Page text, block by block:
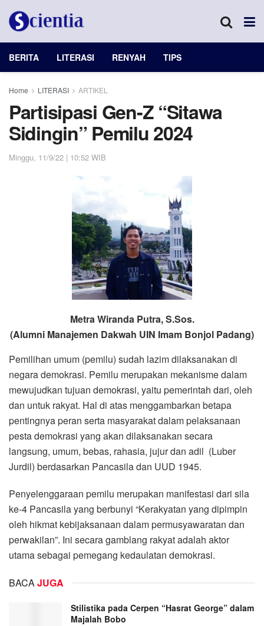
BERITA LITERASI RENYAH TIPS
Home LITERASI ARTIKEL
Partisipasi Gen-Z “Sitawa
Sidingin” Pemilu 2024
Minggu, 11/9/22 | 10:52 WIB
Metra Wiranda Putra, S.Sos.
(Alumni Manajemen Dakwah UIN Imam Bonjol Padang)
Pemilihan umum (pemilu) sudah lazim dilaksanakan di
negara demokrasi. Pemilu merupakan mekanisme dalam
mewujudkan tujuan demokrasi, yaitu pemerintah dari, oleh
dan untuk rakyat. Hal di atas menggambarkan betapa
pentingnya peran serta masyarakat dalam pelaksanaan
pesta demokrasi yang akan dilaksanakan secara
langsung, umum, bebas, rahasia, jujur dan adil (Luber
Jurdil) berdasarkan Pancasila dan UUD 1945.
Penyelenggaraan pemilu merupakan manifestasi dari sila
ke-4 Pancasila yang berbunyi “Kerakyatan yang dipimpin
oleh hikmat kebijaksanaan dalam permusyawaratan dan
perwakilan”. Ini secara gamblang rakyat adalah aktor
utama sebagai pemegang kedaulatan demokrasi.
BACAJUGA
Stilistika pada Cerpen “Hasrat George” dalam
Majalah Bobo